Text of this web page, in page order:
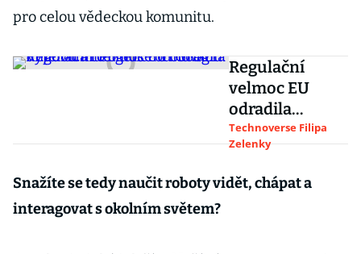
pro celou vědeckou komunitu.
Regulační
velmoc EU
odradila
umělou
inteligenci od
Googlu.
Vypovídá to o
Technoverse Filipa
Zelenky
Snažíte se tedy naučit roboty vidět, chápat a
interagovat s okolním světem?